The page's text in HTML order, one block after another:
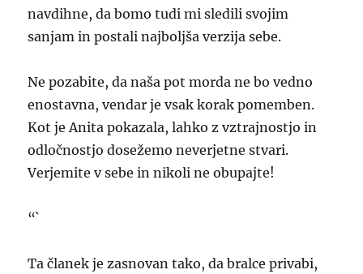
navdihne, da bomo tudi mi sledili svojim
sanjam in postali najboljša verzija sebe.
Ne pozabite, da naša pot morda ne bo vedno
enostavna, vendar je vsak korak pomemben.
Kot je Anita pokazala, lahko z vztrajnostjo in
odločnostjo dosežemo neverjetne stvari.
Verjemite v sebe in nikoli ne obupajte!
“`
Ta članek je zasnovan tako, da bralce privabi,